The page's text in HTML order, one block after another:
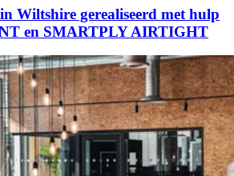
Wiltshire gerealiseerd met hulp
en SMARTPLY AIRTIGHT